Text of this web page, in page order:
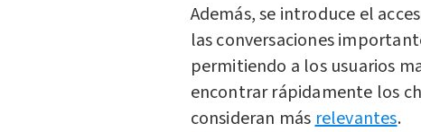
Además, se introduce el
las conversaciones
permitiendo a los usuarios
encontrar rápidamente los
consideran más relevantes.